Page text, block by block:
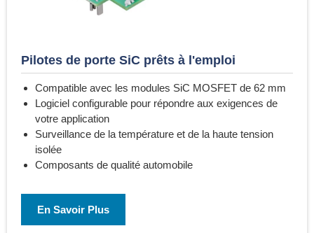
Pilotes de porte SiC prêts à l'emploi
Compatible avec les modules SiC MOSFET de 62 mm
Logiciel configurable pour répondre aux exigences de
votre application
Surveillance de la température et de la haute tension
isolée
Composants de qualité automobile
En Savoir Plus